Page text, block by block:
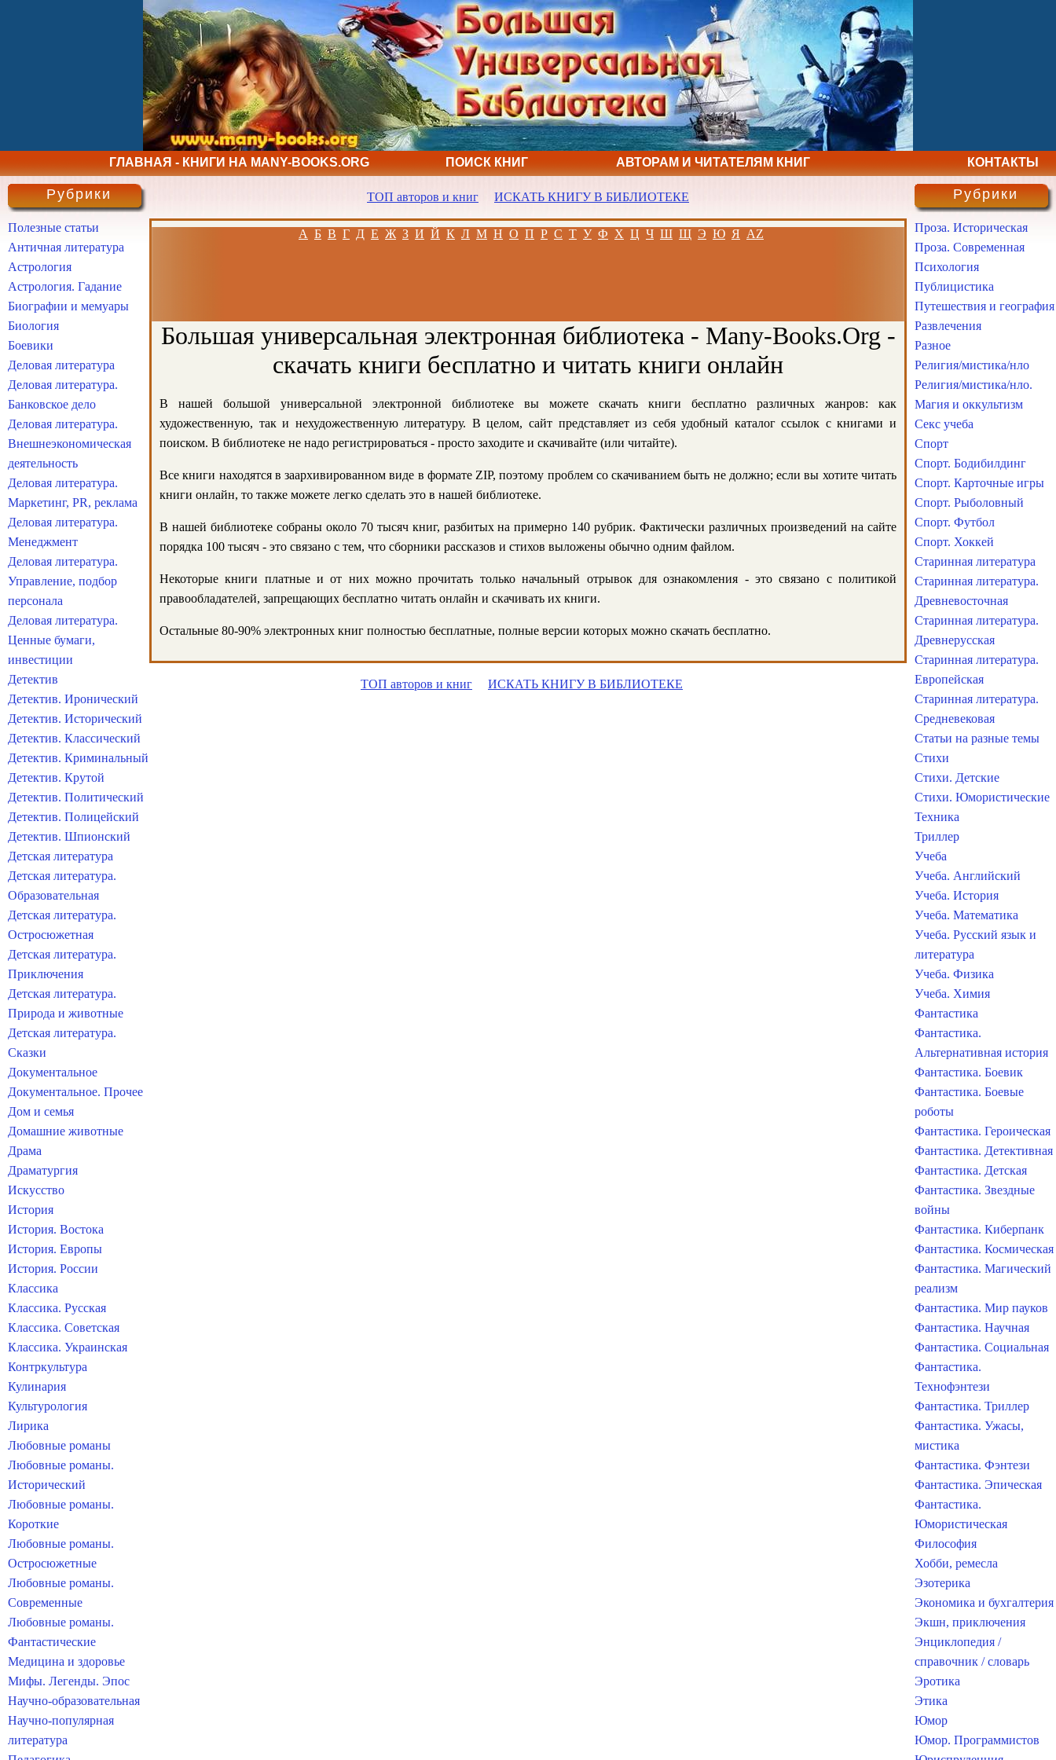
ГЛАВНАЯ - КНИГИ НА MANY-BOOKS.ORG ПОИСК КНИГ АВТОРАМ И ЧИТАТЕЛЯМ КНИГ КОНТАКТЫ
ТОП авторов и книг ИСКАТЬ КНИГУ В БИБЛИОТЕКЕ
А Б В Г Д Е Ж З И Й К Л М Н О П Р С Т У Ф Х Ц Ч Ш Щ Э Ю Я AZ
Большая универсальная электронная библиотека - Many-Books.Org -
скачать книги бесплатно и читать книги онлайн
В нашей большой универсальной электронной библиотеке вы можете скачать книги бесплатно различных жанров: как
художественную, так и нехудожественную литературу. В целом, сайт представляет из себя удобный каталог ссылок с книгами и
поиском. В библиотеке не надо регистрироваться - просто заходите и скачивайте (или читайте).
Все книги находятся в заархивированном виде в формате ZIP, поэтому проблем со скачиванием быть не должно; если вы хотите читать
книги онлайн, то также можете легко сделать это в нашей библиотеке.
В нашей библиотеке собраны около 70 тысяч книг, разбитых на примерно 140 рубрик. Фактически различных произведений на сайте
порядка 100 тысяч - это связано с тем, что сборники рассказов и стихов выложены обычно одним файлом.
Некоторые книги платные и от них можно прочитать только начальный отрывок для ознакомления - это связано с политикой
правообладателей, запрещающих бесплатно читать онлайн и скачивать их книги.
Остальные 80-90% электронных книг полностью бесплатные, полные версии которых можно скачать бесплатно.
ТОП авторов и книг ИСКАТЬ КНИГУ В БИБЛИОТЕКЕ
Рубрики
Полезные статьи
Античная литература
Астрология
Астрология. Гадание
Биографии и мемуары
Биология
Боевики
Деловая литература
Деловая литература.
Банковское дело
Деловая литература.
Внешнеэкономическая
деятельность
Деловая литература.
Маркетинг, PR, реклама
Деловая литература.
Менеджмент
Деловая литература.
Управление, подбор
персонала
Деловая литература.
Ценные бумаги,
инвестиции
Детектив
Детектив. Иронический
Детектив. Исторический
Детектив. Классический
Детектив. Криминальный
Детектив. Крутой
Детектив. Политический
Детектив. Полицейский
Детектив. Шпионский
Детская литература
Детская литература.
Образовательная
Детская литература.
Остросюжетная
Детская литература.
Приключения
Детская литература.
Природа и животные
Детская литература.
Сказки
Документальное
Документальное. Прочее
Дом и семья
Домашние животные
Драма
Драматургия
Искусство
История
История. Востока
История. Европы
История. России
Классика
Классика. Русская
Классика. Советская
Классика. Украинская
Контркультура
Кулинария
Культурология
Лирика
Любовные романы
Любовные романы.
Исторический
Любовные романы.
Короткие
Любовные романы.
Остросюжетные
Любовные романы.
Современные
Любовные романы.
Фантастические
Медицина и здоровье
Мифы. Легенды. Эпос
Научно-образовательная
Научно-популярная
литература
Рубрики
Проза. Историческая
Проза. Современная
Психология
Публицистика
Путешествия и география
Развлечения
Разное
Религия/мистика/нло
Религия/мистика/нло.
Магия и оккультизм
Секс учеба
Спорт
Спорт. Бодибилдинг
Спорт. Карточные игры
Спорт. Рыболовный
Спорт. Футбол
Спорт. Хоккей
Старинная литература
Старинная литература.
Древневосточная
Старинная литература.
Древнерусская
Старинная литература.
Европейская
Старинная литература.
Средневековая
Статьи на разные темы
Стихи
Стихи. Детские
Стихи. Юмористические
Техника
Триллер
Учеба
Учеба. Английский
Учеба. История
Учеба. Математика
Учеба. Русский язык и
литература
Учеба. Физика
Учеба. Химия
Фантастика
Фантастика.
Альтернативная история
Фантастика. Боевик
Фантастика. Боевые
роботы
Фантастика. Героическая
Фантастика. Детективная
Фантастика. Детская
Фантастика. Звездные
войны
Фантастика. Киберпанк
Фантастика. Космическая
Фантастика. Магический
реализм
Фантастика. Мир пауков
Фантастика. Научная
Фантастика. Социальная
Фантастика.
Технофэнтези
Фантастика. Триллер
Фантастика. Ужасы,
мистика
Фантастика. Фэнтези
Фантастика. Эпическая
Фантастика.
Юмористическая
Философия
Хобби, ремесла
Эзотерика
Экономика и бухгалтерия
Экшн, приключения
Энциклопедия /
справочник / словарь
Эротика
Этика
Юмор
Юмор. Программистов